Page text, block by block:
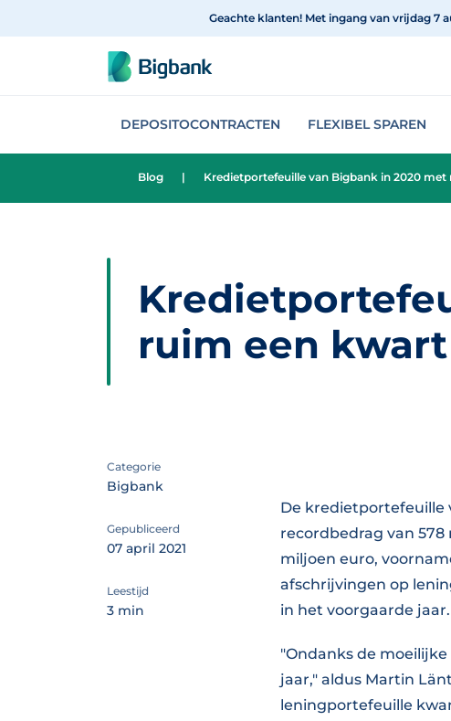
Geachte klanten! Met ingang van vrijdag 7
DEPOSITOCONTRACTEN FLEXIBEL SPAREN
Blog | Kredietportefeuille van Bigbank in 2020
ruim een
Categorie
Bigbank
Gepubliceerd
07 april 2021
Leestijd
3 min
De kredietportefeuille
recordbedrag van 578
miljoen euro,
afschrijvingen op
in het voorgaarde
"Ondanks de
jaar," aldus Martin
leningportefeuille